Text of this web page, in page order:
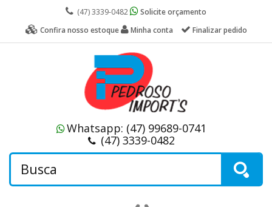
(47) 3339-0482
Solicite orçamento
Confira nosso estoque
Minha conta Finalizar pedido
Whatsapp: (47) 99689-0741
(47) 3339-0482